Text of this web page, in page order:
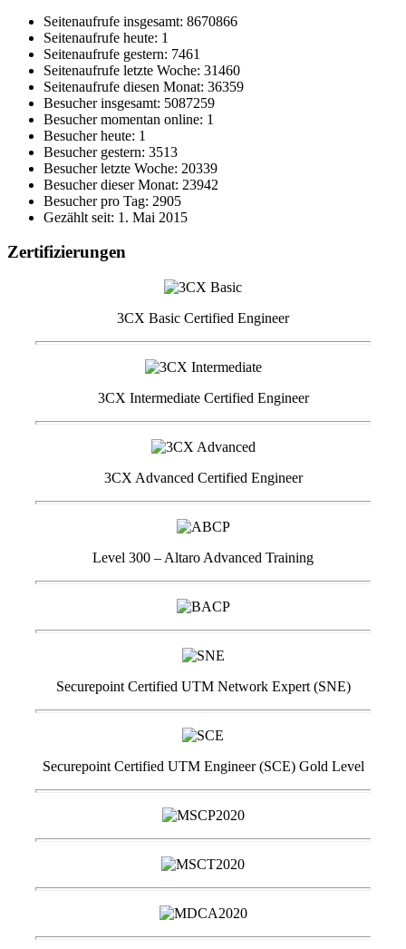
Seitenaufrufe insgesamt: 8670866
Seitenaufrufe heute: 1
Seitenaufrufe gestern: 7461
Seitenaufrufe letzte Woche: 31460
Seitenaufrufe diesen Monat: 36359
Besucher insgesamt: 5087259
Besucher momentan online: 1
Besucher heute: 1
Besucher gestern: 3513
Besucher letzte Woche: 20339
Besucher dieser Monat: 23942
Besucher pro Tag: 2905
Gezählt seit: 1. Mai 2015
Zertifizierungen
3CX Basic Certified Engineer
3CX Intermediate Certified Engineer
3CX Advanced Certified Engineer
Level 300 – Altaro Advanced Training
Securepoint Certified UTM Network Expert (SNE)
Securepoint Certified UTM Engineer (SCE) Gold Level